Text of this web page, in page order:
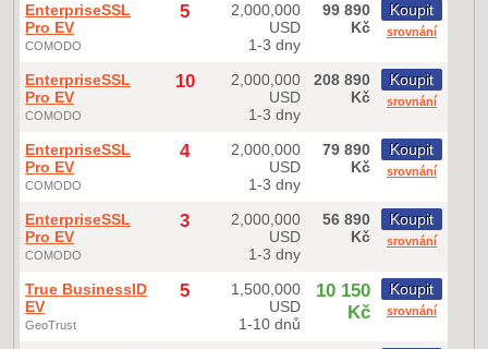
EnterpriseSSL
Pro EV
COMODO
5
2,000,000
USD
1-3 dny
99 890
Kč
Koupit
srovnání
EnterpriseSSL
Pro EV
COMODO
10
2,000,000
USD
1-3 dny
208 890
Kč
Koupit
srovnání
EnterpriseSSL
Pro EV
COMODO
4
2,000,000
USD
1-3 dny
79 890
Kč
Koupit
srovnání
EnterpriseSSL
Pro EV
COMODO
3
2,000,000
USD
1-3 dny
56 890
Kč
Koupit
srovnání
True BusinessID
EV
GeoTrust
5
1,500,000
USD
1-10 dnů
10 150
Kč
Koupit
srovnání